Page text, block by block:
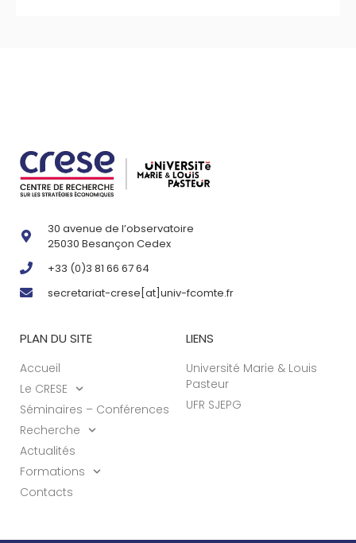
30 avenue de l’observatoire
25030 Besançon Cedex
+33 (0)3 81 66 67 64
secretariat-crese[at]univ-fcomte.fr
PLAN DU SITE
Accueil
Le CRESE
Séminaires – Conférences
Recherche
Actualités
Formations
Contacts
LIENS
Université Marie & Louis
Pasteur
UFR SJEPG